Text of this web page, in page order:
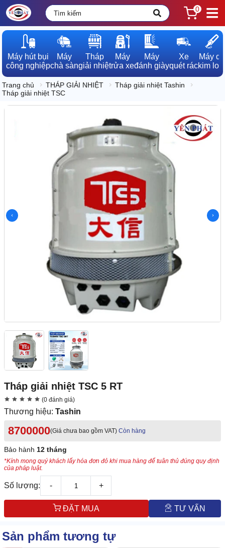
0
Máy hút bụi
công nghiệp
Máy
chà sàn
Tháp
giải nhiệt
Máy
rửa xe
Máy
đánh giày
Xe
quét rác
Máy dò
kim loại
Trang chủ THÁP GIẢI NHIỆT
Tháp giải nhiệt Tashin
Tháp giải nhiệt TSC
Tháp giải nhiệt TSC 5 RT
(0 đánh giá)
Thương hiệu: Tashin
8700000(Giá chưa bao gồm VAT) Còn hàng
Bảo hành 12 tháng
*Kính mong quý khách lấy hóa đơn đỏ khi mua hàng để tuân thủ đúng quy định
của pháp luật.
Số lượng: - +
ĐẶT MUA TƯ VẤN
Sản phẩm tương tự